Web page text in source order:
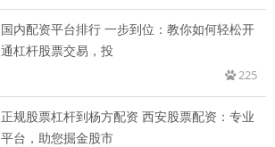
国内配资平台排行 一步到位：教你如何轻松开
通杠杆股票交易，投
225
正规股票杠杆到杨方配资 西安股票配资：专业
平台，助您掘金股市